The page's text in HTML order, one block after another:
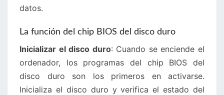
datos.
La función del chip BIOS del disco duro
Inicializar el disco duro: Cuando se enciende el
ordenador, los programas del chip BIOS del
disco duro son los primeros en activarse.
Inicializa el disco duro y verifica el estado del